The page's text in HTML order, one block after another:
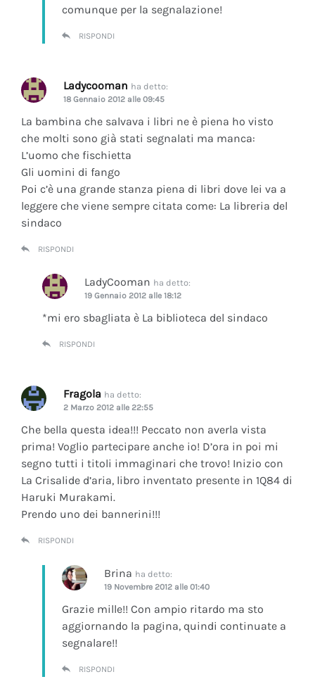
comunque per la segnalazione!
RISPONDI
Ladycooman ha detto:
18 Gennaio 2012 alle 09:45
La bambina che salvava i libri ne è piena ho visto
che molti sono già stati segnalati ma manca:
L’uomo che fischietta
Gli uomini di fango
Poi c’è una grande stanza piena di libri dove lei va a
leggere che viene sempre citata come: La libreria del
sindaco
RISPONDI
LadyCooman ha detto:
19 Gennaio 2012 alle 18:12
*mi ero sbagliata è La biblioteca del sindaco
RISPONDI
Fragola ha detto:
2 Marzo 2012 alle 22:55
Che bella questa idea!!! Peccato non averla vista
prima! Voglio partecipare anche io! D’ora in poi mi
segno tutti i titoli immaginari che trovo! Inizio con
La Crisalide d’aria, libro inventato presente in 1Q84 di
Haruki Murakami.
Prendo uno dei bannerini!!!
RISPONDI
Brina ha detto:
19 Novembre 2012 alle 01:40
Grazie mille!! Con ampio ritardo ma sto
aggiornando la pagina, quindi continuate a
segnalare!!
RISPONDI